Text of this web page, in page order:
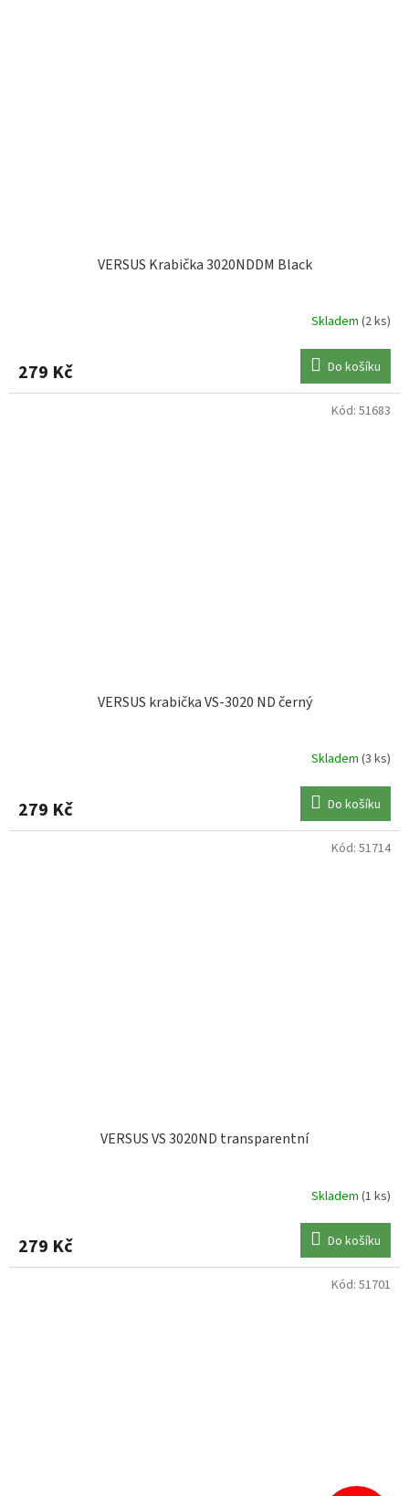
VERSUS Krabička 3020NDDM Black
Skladem (2 ks)
279 Kč Do košíku
VERSUS krabička VS-3020 ND černý
Skladem (3 ks)
279 Kč Do košíku
Kód: 51683
VERSUS VS 3020ND transparentní
Skladem (1 ks)
279 Kč Do košíku
Kód: 51714
Kód: 51701